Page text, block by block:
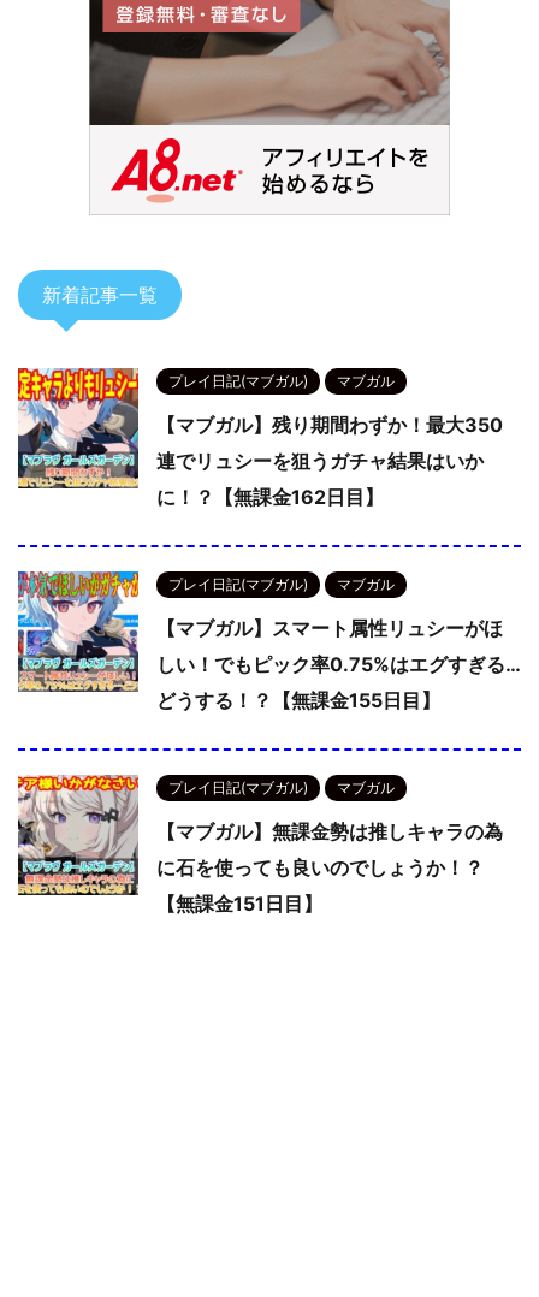
新着記事一覧
プレイ日記(マブガル) マブガル
【マブガル】残り期間わずか！最大350
連でリュシーを狙うガチャ結果はいか
に！？【無課金162日目】
プレイ日記(マブガル) マブガル
【マブガル】スマート属性リュシーがほ
しい！でもピック率0.75%はエグすぎる…
どうする！？【無課金155日目】
プレイ日記(マブガル) マブガル
【マブガル】無課金勢は推しキャラの為
に石を使っても良いのでしょうか！？
【無課金151日目】